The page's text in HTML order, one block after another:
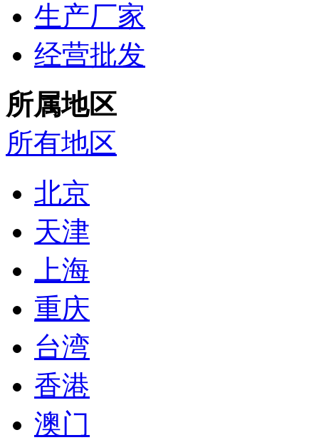
生产厂家
经营批发
所属地区
所有地区
北京
天津
上海
重庆
台湾
香港
澳门